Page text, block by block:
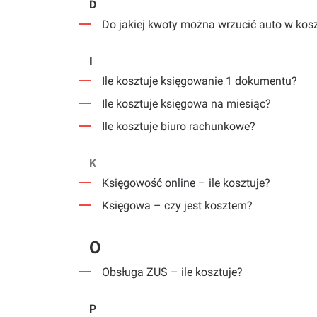
D
Do jakiej kwoty można wrzucić auto w
I
Ile kosztuje księgowanie 1 dokumentu?
Ile kosztuje księgowa na miesiąc?
Ile kosztuje biuro rachunkowe?
K
Księgowość online – ile kosztuje?
Księgowa – czy jest kosztem?
O
Obsługa ZUS – ile kosztuje?
P